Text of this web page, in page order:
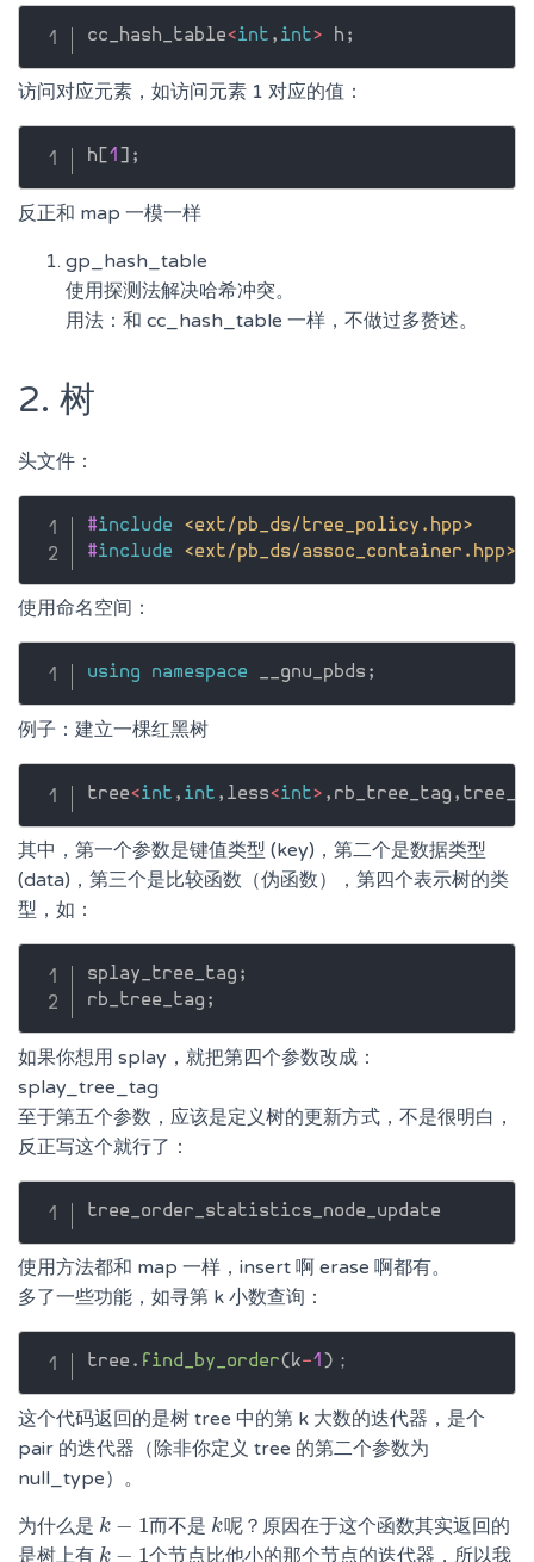
cc_hash_table<int , int> h ;
访问对应元素，如访问元素 1 对应的值：
h [1 ] ;
反正和 map 一模一样
gp_hash_table
使用探测法解决哈希冲突。
用法：和 cc_hash_table 一样，不做过多赘述。
2. 树
头文件：
#include
<ext/pb_ds/tree_policy.hpp>
#include <ext/pb_ds/assoc_container.hpp>
使用命名空间：
using namespace __gnu_pbds ;
例子：建立一棵红黑树
tree<int , int , less<int> , rb_tree_tag ,
其中，第一个参数是键值类型 (key)，第二个是数据类型
(data)，第三个是比较函数（伪函数），第四个表示树的类
型，如：
splay_tree_tag ;
rb_tree_tag ;
如果你想用 splay，就把第四个参数改成：
splay_tree_tag
至于第五个参数，应该是定义树的更新方式，不是很明白，
反正写这个就行了：
使用方法都和 map 一样，insert 啊 erase 啊都有。
多了一些功能，如寻第 k 小数查询：
tree . find_by_order(k-1 )
这个代码返回的是树 tree 中的第 k 大数的迭代器，是个
pair 的迭代器（除非你定义 tree 的第二个参数为
null_type）。
为什么是 k − 1
k−1 而不是 k
k呢？原因在于这个函数其实返回的
是树上有 k − 1
k−1 个节点比他小的那个节点的迭代器，所以我